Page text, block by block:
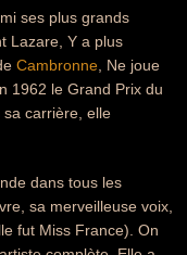
ses plus grands
Lazare, Y a plus
Cambronne , Ne joue
1962 le Grand Prix du
sa carrière, elle
dans tous les
sa merveilleuse voix,
fut Miss France). On